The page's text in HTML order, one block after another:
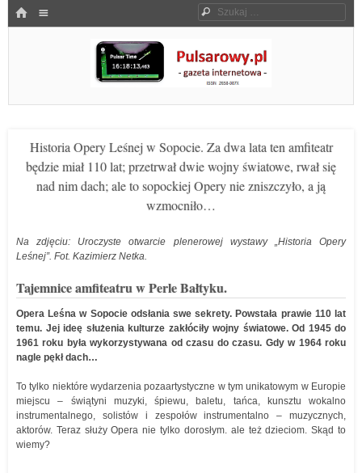
HOME Szukaj
Pulsarowy.pl
Historia Opery Leśnej w Sopocie. Za dwa lata ten amfiteatr
będzie miał 110 lat; przetrwał dwie wojny światowe, rwał się
nad nim dach; ale to sopockiej Opery nie zniszczyło, a ją
wzmocniło…
Na zdjęciu: Uroczyste otwarcie plenerowej wystawy „Historia Opery
Leśnej”. Fot. Kazimierz Netka.
Tajemnice amfiteatru w Perle Bałtyku.
Opera Leśna w Sopocie odsłania swe sekrety. Powstała prawie 110 lat
temu. Jej ideę służenia kulturze zakłóciły wojny światowe. Od 1945 do
1961 roku była wykorzystywana od czasu do czasu. Gdy w 1964 roku
nagle pękł dach…
To tylko niektóre wydarzenia pozaartystyczne w tym unikatowym w Europie
miejscu – świątyni muzyki, śpiewu, baletu, tańca, kunsztu wokalno
instrumentalnego, solistów i zespołów instrumentalno – muzycznych,
aktorów. Teraz służy Opera nie tylko dorosłym. ale też dzieciom. Skąd to
wiemy?